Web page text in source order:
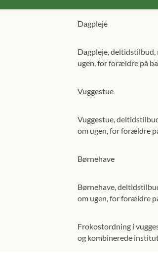
Dagpleje
Dagpleje, deltidstilbud,
ugen, for forældre på
Vuggestue
Vuggestue,
om ugen, for forældre
Børnehave
Børnehave,
om ugen, for forældre
Frokostordning i
og kombinerede